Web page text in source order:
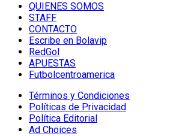
QUIENES SOMOS
STAFF
CONTACTO
Escribe en Bolavip
RedGol
APUESTAS
Futbolcentroamerica
Términos y Condiciones
Políticas de Privacidad
Política Editorial
Ad Choices